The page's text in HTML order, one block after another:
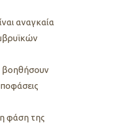
αναγκαία
βοηθήσουν
φάση της